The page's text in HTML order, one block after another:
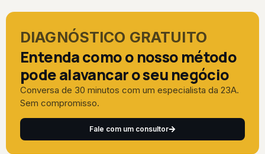
DIAGNÓSTICO GRATUITO
Entenda como o nosso método
pode alavancar o seu negócio
Conversa de 30 minutos com um especialista da 23A.
Sem compromisso.
Fale com um consultor